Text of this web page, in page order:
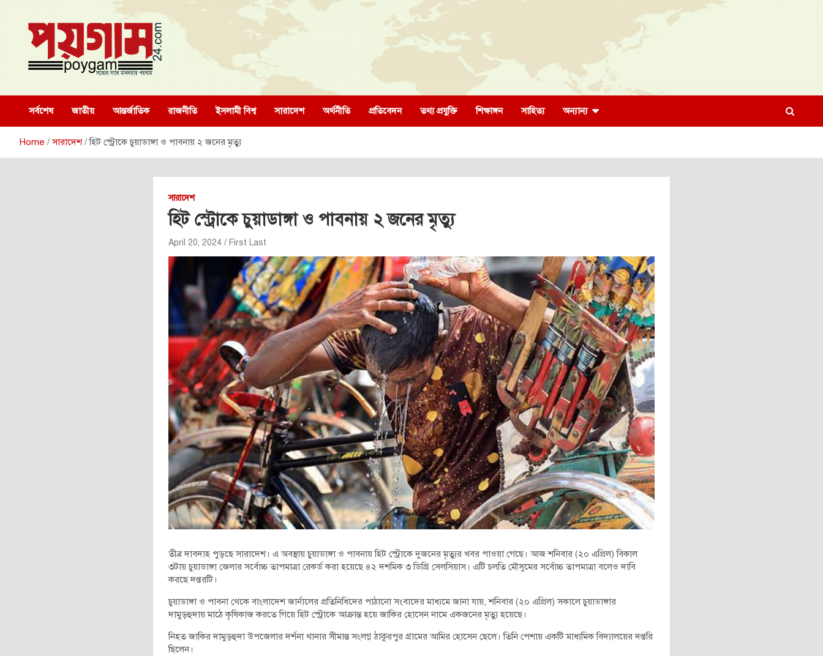
content
poygam24.com
সর্বশেষ জাতীয় আন্তর্জাতিক রাজনীতি ইসলামী বিশ্ব সারাদেশ অর্থনীতি প্রতিবেদন তথ্য প্রযুক্তি শিক্ষাঙ্গন সাহিত্য অন্যান্য
Home সারাদেশ হিট স্ট্রোকে চুয়াডাঙ্গা ও পাবনায় ২ জনের মৃত্যু
সারাদেশ
হিট স্ট্রোকে চুয়াডাঙ্গা ও পাবনায় ২ জনের মৃত্যু
April 20, 2024 First Last
তীব্র দাবদাহ পুড়ছে সারাদেশ। এ অবস্থায় চুয়াডাঙ্গা ও পাবনায় হিট স্ট্রোকে দুজনের মৃত্যুর খবর পাওয়া গেছে। আজ শনিবার (২০ এপ্রিল) বিকাল
৩টায় চুয়াডাঙ্গা জেলার সর্বোচ্চ তাপমাত্রা রেকর্ড করা হয়েছে ৪২ দশমিক ৩ ডিগ্রি সেলসিয়াস। এটি চলতি মৌসুমের সর্বোচ্চ তাপমাত্রা বলেও দাবি
করছে দপ্তরটি।
চুয়াডাঙ্গা ও পাবনা থেকে বাংলাদেশ জার্নালের প্রতিনিধিদের পাঠানো সংবাদের মাধ্যমে জানা যায়, শনিবার (২০ এপ্রিল) সকালে চুয়াডাঙ্গার
দামুড়হুদায় মাঠে কৃষিকাজ করতে গিয়ে হিট স্ট্রোকে আক্রান্ত হয়ে জাকির হোসেন নামে একজনের মৃত্যু হয়েছে।
নিহত জাকির দামুড়হুদা উপজেলার দর্শনা থানার সীমান্ত সংলগ্ন ঠাকুরপুর গ্রামের আমির হোসেন ছেলে। তিনি পেশায় একটি মাধ্যমিক বিদ্যালয়ের দপ্তরি
ছিলেন।